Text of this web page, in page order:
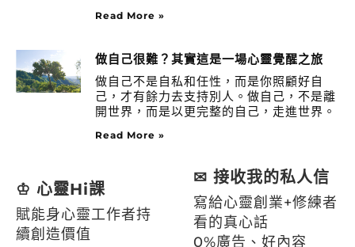
Read More »
做自己很難？其實這是一場心靈覺醒之旅
做自己不是自私和任性，而是你照顧好自
己，才有餘力去支持別人。做自己，不是離
開世界，而是以更完整的自己，走進世界。
Read More »
♔ 心靈Hi課
賦能身心靈工作者持
續創造價值
✉ 接收我的私人信
寫給心靈創業+修練者
看的真心話
0%廣告、好內容